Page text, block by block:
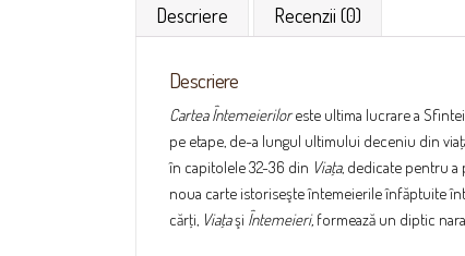
Descriere Recenzii (0)
Descriere
Cartea Întemeieriloreste ultima lucrare a
pe etape, de-a lungul ultimului deceniu din
în capitolele 32-36 din Viaţa, dedicate pentru a
noua carte istoriseşte întemeierile înfăptuite
cărţi, Viaţaşi Întemeieri, formează un diptic